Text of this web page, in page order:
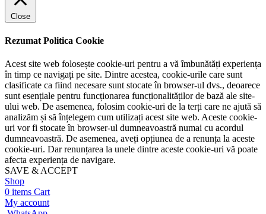
Close
Rezumat Politica Cookie
Acest site web folosește cookie-uri pentru a vă îmbunătăți experiența
în timp ce navigați pe site. Dintre acestea, cookie-urile care sunt
clasificate ca fiind necesare sunt stocate în browser-ul dvs., deoarece
sunt esențiale pentru funcționarea funcționalităților de bază ale site-
ului web. De asemenea, folosim cookie-uri de la terți care ne ajută să
analizăm și să înțelegem cum utilizați acest site web. Aceste cookie-
uri vor fi stocate în browser-ul dumneavoastră numai cu acordul
dumneavoastră. De asemenea, aveți opțiunea de a renunța la aceste
cookie-uri. Dar renunțarea la unele dintre aceste cookie-uri vă poate
afecta experiența de navigare.
SAVE & ACCEPT
Shop
0 items Cart
My account